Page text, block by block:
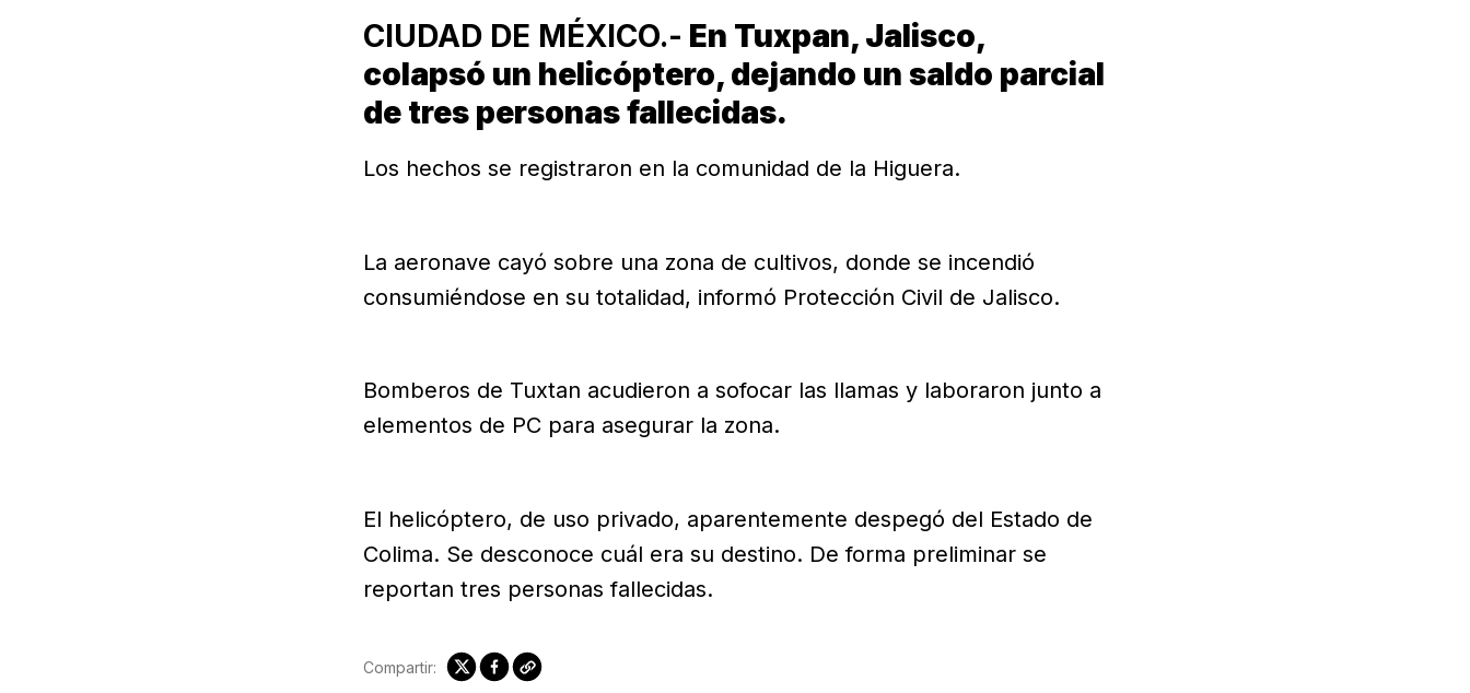
CIUDAD DE MÉXICO.- En Tuxpan, Jalisco,
colapsó un helicóptero, dejando un saldo parcial
de tres personas fallecidas.
Los hechos se registraron en la comunidad de la Higuera.
La aeronave cayó sobre una zona de cultivos, donde se incendió
consumiéndose en su totalidad, informó Protección Civil de Jalisco.
Bomberos de Tuxtan acudieron a sofocar las llamas y laboraron junto a
elementos de PC para asegurar la zona.
El helicóptero, de uso privado, aparentemente despegó del Estado de
Colima. Se desconoce cuál era su destino. De forma preliminar se
reportan tres personas fallecidas.
Compartir: